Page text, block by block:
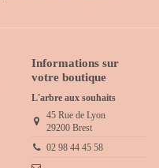
Informations sur
votre boutique
L'arbre aux souhaits
45 Rue de Lyon
29200 Brest
02 98 44 45 58